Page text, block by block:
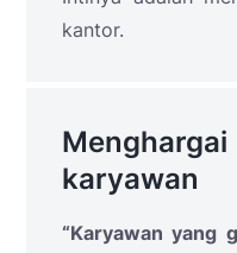
kantor.
karyawan
“Karyawan yang